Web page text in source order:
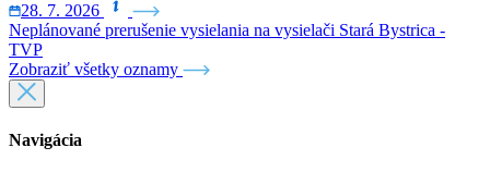
28. 7. 2026
Neplánované prerušenie vysielania na vysielači Stará Bystrica -
TVP
Zobraziť všetky oznamy
Navigácia